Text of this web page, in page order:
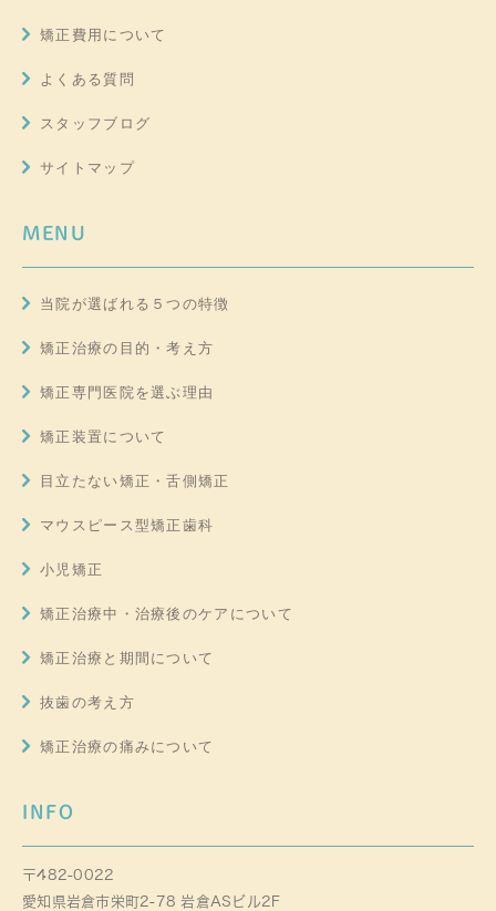
矯正費用について
よくある質問
スタッフブログ
サイトマップ
MENU
当院が選ばれる５つの特徴
矯正治療の目的・考え方
矯正専門医院を選ぶ理由
矯正装置について
目立たない矯正・舌側矯正
マウスピース型矯正歯科
小児矯正
矯正治療中・治療後のケアについて
矯正治療と期間について
抜歯の考え方
矯正治療の痛みについて
INFO
〒482-0022
愛知県岩倉市栄町2-78 岩倉ASビル2F